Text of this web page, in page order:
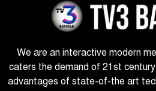
We are an interactive modern
caters the demand of 21st
advantages of state-of-the art